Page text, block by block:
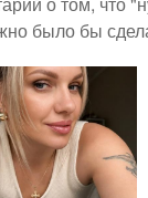
было бы